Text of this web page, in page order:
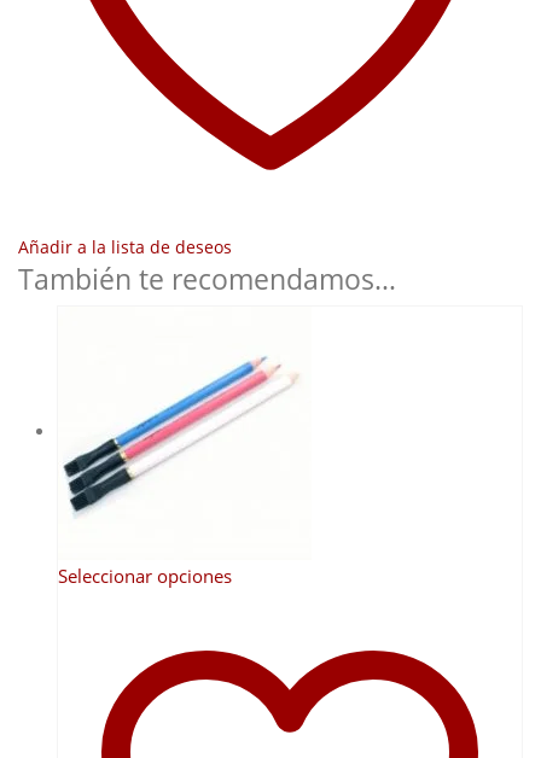
Añadir a la lista de deseos
También te recomendamos…
Seleccionar opcionesEste
múltiples
variantes.